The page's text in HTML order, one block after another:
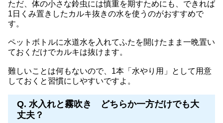
ただ、体の小さな鈴虫には慎重を期すためにも、できれば
1日くみ置きしたカルキ抜きの水を使うのがおすすめで
す。
ペットボトルに水道水を入れてふたを開けたまま一晩置い
ておくだけでカルキは抜けます。
難しいことは何もないので、1本「水やり用」として用意
しておくと習慣にしやすいですよ。
Q. 水入れと霧吹き どちらか一方だけでも大
丈夫？